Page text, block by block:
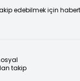
edebilmek için
takip